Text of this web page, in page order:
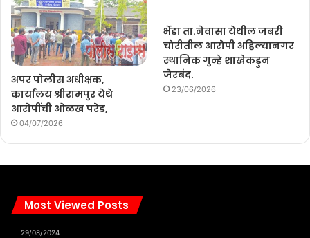
अपर पोलीस अधीक्षक,
कार्यालय श्रीरामपुर येथे
आरोपींची ओळख परेड,
04/07/2026
भेंडा ता.नेवासा येथील जबरी
चोरीतील आरोपी अहिल्यानगर
स्थानिक गुन्हे शाखेकडुन
जेरबंद.
23/06/2026
Most Viewed Posts
29/08/2024